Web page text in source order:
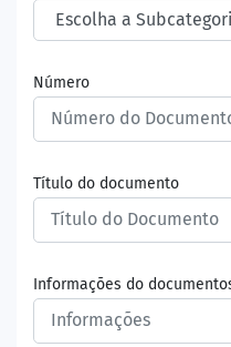
Número
Título do documento
Informações do